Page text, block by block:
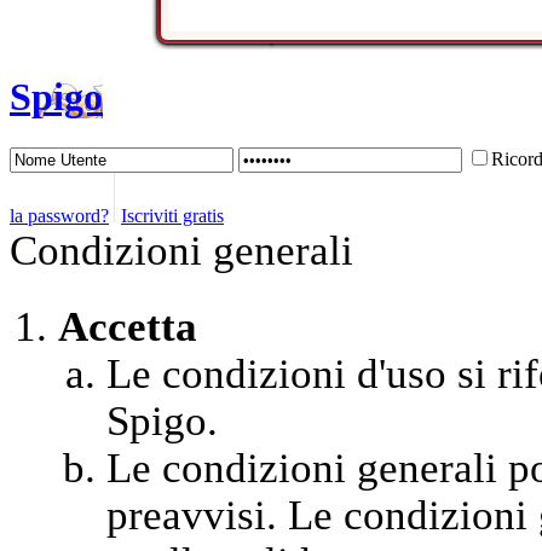
Spigo
la password? Iscriviti gratis
Condizioni generali
Accetta
Le condizioni d'uso si
Spigo.
Le condizioni generali
preavvisi. Le condizioni